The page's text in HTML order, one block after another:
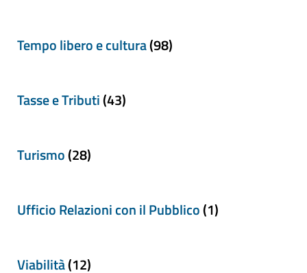
Tempo libero e cultura(98)
Tasse e Tributi(43)
Turismo(28)
Ufficio Relazioni con il Pubblico(1)
Viabilità(12)